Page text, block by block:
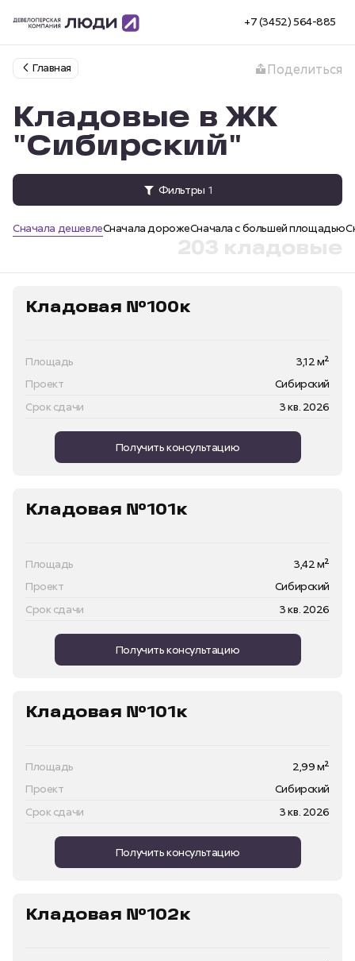
+7 (3452) 564-885
Главная Поделиться
Кладовые в ЖК
"Сибирский"
Фильтры 1
Сначала дешевлеСначала дорожеСначала с большей площадью
203 кладовые
Кладовая №100к
Проект
Сибирский
Срок сдачи
3 кв. 2026
Площадь 3,12 м²
Получить консультацию
Кладовая №101к
Проект
Сибирский
Срок сдачи
3 кв. 2026
Площадь 3,42 м²
Получить консультацию
Кладовая №101к
Проект
Сибирский
Срок сдачи
3 кв. 2026
Площадь 2,99 м²
Получить консультацию
Кладовая №102к